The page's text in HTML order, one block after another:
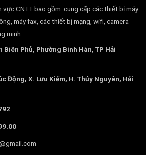
vực CNTT bao gồm: cung cấp các thiết bị máy
máy fax, các thiết bị mạng, wifi, camera
minh.
Phủ, Phường Bình Hàn, TP Hải
Động, X. Lưu Kiếm, H. Thủy Nguyên, Hải